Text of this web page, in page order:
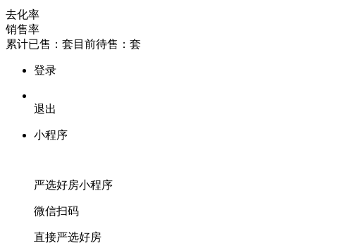
去化率
销售率
累计已售： 套 目前待售： 套
登录
退出
小程序
严选好房小程序
微信扫码
直接严选好房